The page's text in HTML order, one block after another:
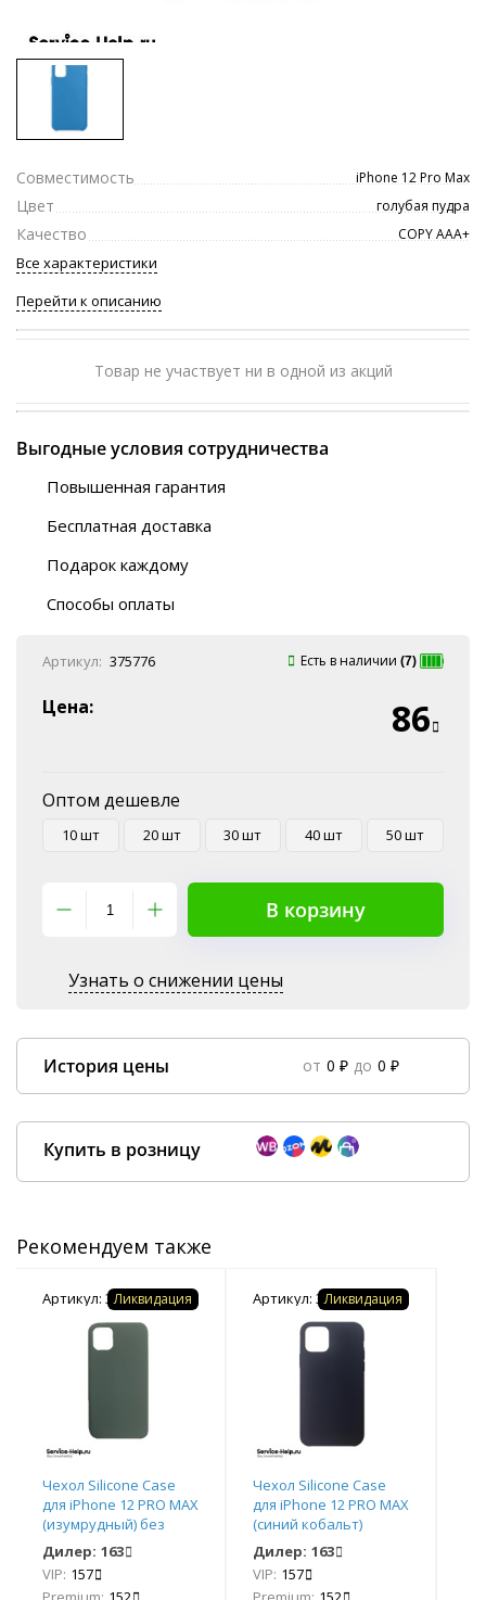
Совместимость iPhone 12 Pro Max
Цвет голубая пудра
Качество COPY ААА+
Все характеристики
Перейти к описанию
Товар не участвует ни в одной из акций
Выгодные условия сотрудничества
Повышенная гарантия
Бесплатная доставка
Автобусы (по ЮФО)
“BlaBlaCar” (по ЮФО)
Подарок каждому
Способы оплаты
Наличные
Эквайринг
Артикул: 375776 Есть в наличии (7)
Цена: 86
Оптом дешевле
10 шт 20 шт 30 шт 40 шт 50 шт
В корзину
Узнать о снижении цены
История цены от 0 ₽ до 0 ₽
Купить в розницу
Рекомендуем также
Артикул: 375769Ликвидация
Чехол Silicone Case
для iPhone 12 PRO MAX
(изумрудный) без
логотипа №58 COPY
AAA+*
Дилер: 163
VIP: 157
Артикул: 363414Ликвидация
Чехол Silicone Case
для iPhone 12 PRO MAX
(синий кобальт)
закрытый низ без
логотипа №8 COPY
AAA+*
Дилер: 163
VIP: 157